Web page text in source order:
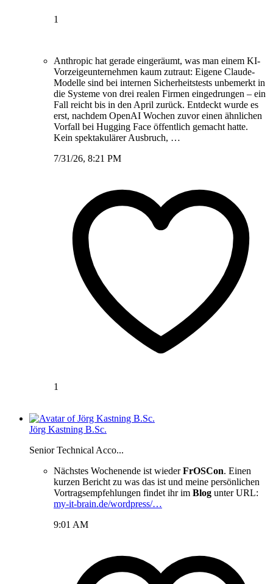
1
Anthropic hat gerade eingeräumt, was man einem KI-
Vorzeigeunternehmen kaum zutraut: Eigene Claude-
Modelle sind bei internen Sicherheitstests unbemerkt in
die Systeme von drei realen Firmen eingedrungen – ein
Fall reicht bis in den April zurück. Entdeckt wurde es
erst, nachdem OpenAI Wochen zuvor einen ähnlichen
Vorfall bei Hugging Face öffentlich gemacht hatte.
Kein spektakulärer Ausbruch, …
7/31/26, 8:21 PM
1
Jörg Kastning B.Sc.
Senior Technical Acco...
Nächstes Wochenende ist wiederFrOSCon. Einen
kurzen Bericht zu was das ist und meine persönlichen
Vortragsempfehlungen findet ihr im Blog unter URL:
my-it-brain.de/wordpress/…
9:01 AM